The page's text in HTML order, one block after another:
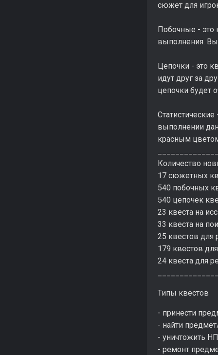
сюжет для
Побочные - это
выполнения.
Цепочки - это
идут друг за
цепочки будет
выполнении
красным
Количество
17 сюжетных
540 побочных
540 цепочек
23 квеста на
33 квеста на
25 квестов для
179 квестов
24 квеста для
Типы квестов
- принести
- найти
- уничтожить
- ремонт